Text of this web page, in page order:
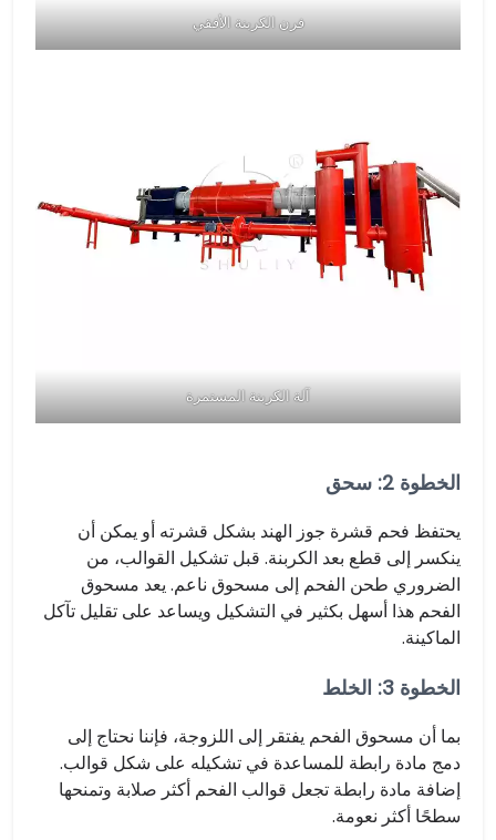
فرن الكربنة الأفقي
آلة الكربنة المستمرة
الخطوة 2: سحق
يحتفظ فحم قشرة جوز الهند بشكل قشرته أو يمكن أن
ينكسر إلى قطع بعد الكربنة. قبل تشكيل القوالب، من
الضروري طحن الفحم إلى مسحوق ناعم. يعد مسحوق
الفحم هذا أسهل بكثير في التشكيل ويساعد على تقليل تآكل
الماكينة.
الخطوة 3: الخلط
بما أن مسحوق الفحم يفتقر إلى اللزوجة، فإننا نحتاج إلى
دمج مادة رابطة للمساعدة في تشكيله على شكل قوالب.
إضافة مادة رابطة تجعل قوالب الفحم أكثر صلابة وتمنحها
سطحًا أكثر نعومة.